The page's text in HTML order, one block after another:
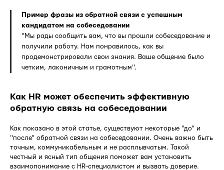
Пример фразы из обратной связи с успешным
кандидатом на собеседовании
"Мы рады сообщить вам, что вы прошли собеседование и
получили работу. Нам понравилось, как вы
продемонстрировали свои знания. Ваше общение было
четким, лаконичным и грамотным".
Как HR может обеспечить эффективную
обратную связь на собеседовании
Как показано в этой статье, существуют некоторые "до" и
"после" обратной связи на собеседовании. Очень важно быть
точным, коммуникабельным и не расплывчатым. Такой
честный и ясный тип общения поможет вам установить
взаимопонимание с HR-специалистом и вызвать доверие.